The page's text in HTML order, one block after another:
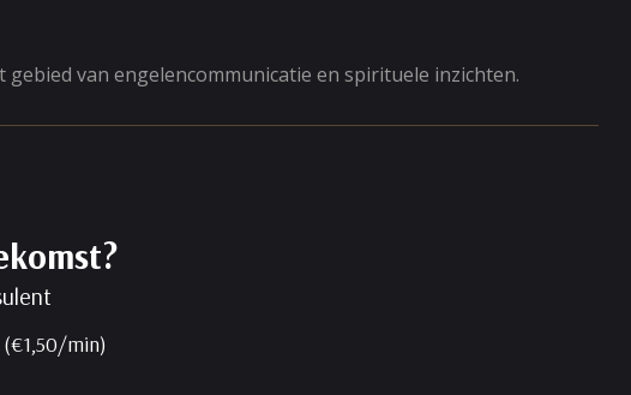
van engelencommunicatie en spirituele inzichten.
(€1,50/min)